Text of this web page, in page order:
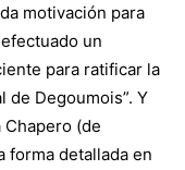
motivación para
un
para ratificar la
de Degoumois”. Y
(de
forma detallada en